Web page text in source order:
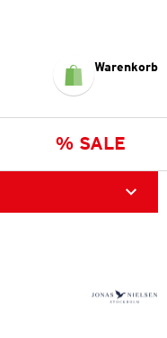
Warenkorb
% SALE